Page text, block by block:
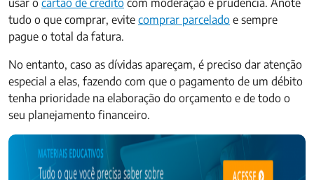
usar o cartão de crédito com moderação e prudência. Anote
tudo o que comprar, evite comprar parcelado e sempre
pague o total da fatura.
No entanto, caso as dívidas apareçam, é preciso dar atenção
especial a elas, fazendo com que o pagamento de um débito
tenha prioridade na elaboração do orçamento e de todo o
seu planejamento financeiro.